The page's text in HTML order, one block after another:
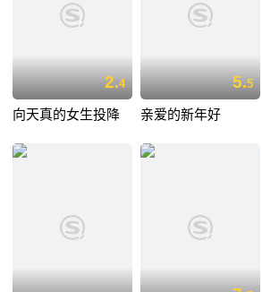
2.4
向天真的女生投降
5.5
亲爱的新年好